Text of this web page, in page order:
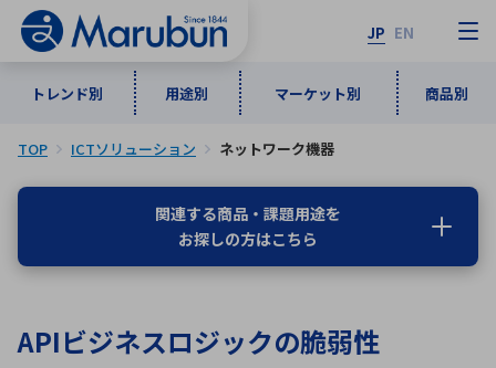
JP EN
トレンド別 用途別 マーケット別 商品別
トレンド別
インダストリアルDXソリューション
5G・Local 5G
用途別
通信・ネットワーク
監視・セキュリティ
マーケット別
商品別
メーカ一覧
な行
は行 ま行
TOP ICTソリューション ネットワーク機器
関連する商品・課題用途を
お探しの方はこちら
APIビジネスロジックの脆弱性